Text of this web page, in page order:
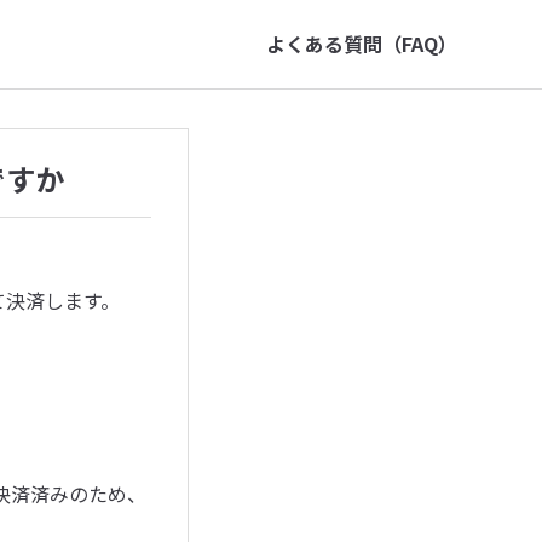
よくある質問（FAQ）
か
済します。
済みのため、